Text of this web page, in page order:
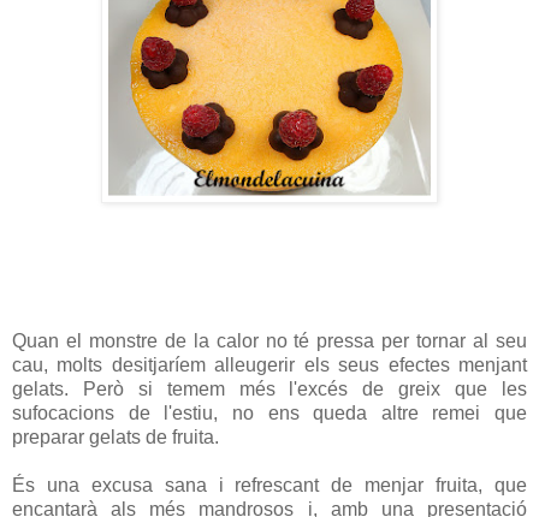
Quan el monstre de la calor no té pressa per tornar al seu
cau, molts desitjaríem alleugerir els seus efectes menjant
gelats. Però si temem més l'excés de greix que les
sufocacions de l'estiu, no ens queda altre remei que
preparar gelats de fruita.
És una excusa sana i refrescant de menjar fruita, que
encantarà als més mandrosos i, amb una presentació